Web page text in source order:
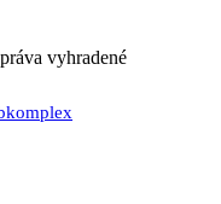
vyhradené